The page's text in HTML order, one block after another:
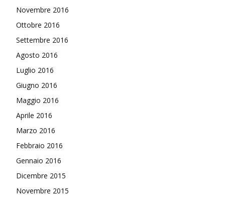
Novembre 2016
Ottobre 2016
Settembre 2016
Agosto 2016
Luglio 2016
Giugno 2016
Maggio 2016
Aprile 2016
Marzo 2016
Febbraio 2016
Gennaio 2016
Dicembre 2015
Novembre 2015